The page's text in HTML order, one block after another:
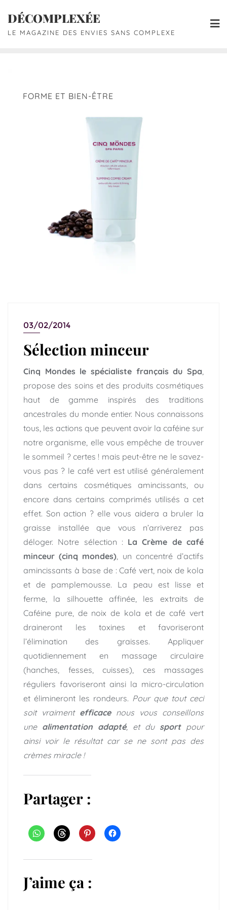
DÉCOMPLEXÉE
LE MAGAZINE DES ENVIES SANS COMPLEXE
FORME ET BIEN-ÊTRE
03/02/2014
Sélection minceur
Cinq Mondes le spécialiste français du Spa,
propose des soins et des produits cosmétiques
haut de gamme inspirés des traditions
ancestrales du monde entier. Nous connaissons
tous, les actions que peuvent avoir la caféine sur
notre organisme, elle vous empêche de trouver
le sommeil ? certes ! mais peut-être ne le savez-
vous pas ? le café vert est utilisé généralement
dans certains cosmétiques amincissants, ou
encore dans certains comprimés utilisés a cet
effet. Son action ? elle vous aidera a bruler la
graisse installée que vous n’arriverez pas
déloger. Notre sélection : La Crème de café
minceur (cinq mondes), un concentré d’actifs
amincissants à base de : Café vert, noix de kola
et de pamplemousse. La peau est lisse et
ferme, la silhouette affinée, les extraits de
Caféine pure, de noix de kola et de café vert
draineront les toxines et favoriseront
l’élimination des graisses. Appliquer
quotidiennement en massage circulaire
(hanches, fesses, cuisses), ces massages
réguliers favoriseront ainsi la micro-circulation
et élimineront les rondeurs. Pour que tout ceci
soit vraiment efficacenous vous conseillons
une alimentation adapté, et du sportpour
ainsi voir le résultat car se ne sont pas des
crèmes miracle !
Partager :
J’aime ça :